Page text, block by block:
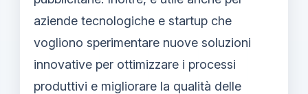
aziende tecnologiche e startup che
vogliono sperimentare nuove soluzioni
innovative per ottimizzare i processi
produttivi e migliorare la qualità delle